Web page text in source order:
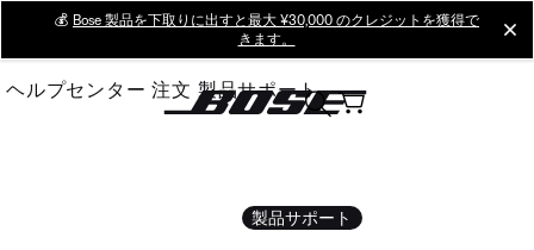
Main
💰 Bose 製品を下取りに出すと最大 ¥30,000 のクレジットを獲得で
きます。
ヘルプセンター 注文 製品サポート
製品サポート